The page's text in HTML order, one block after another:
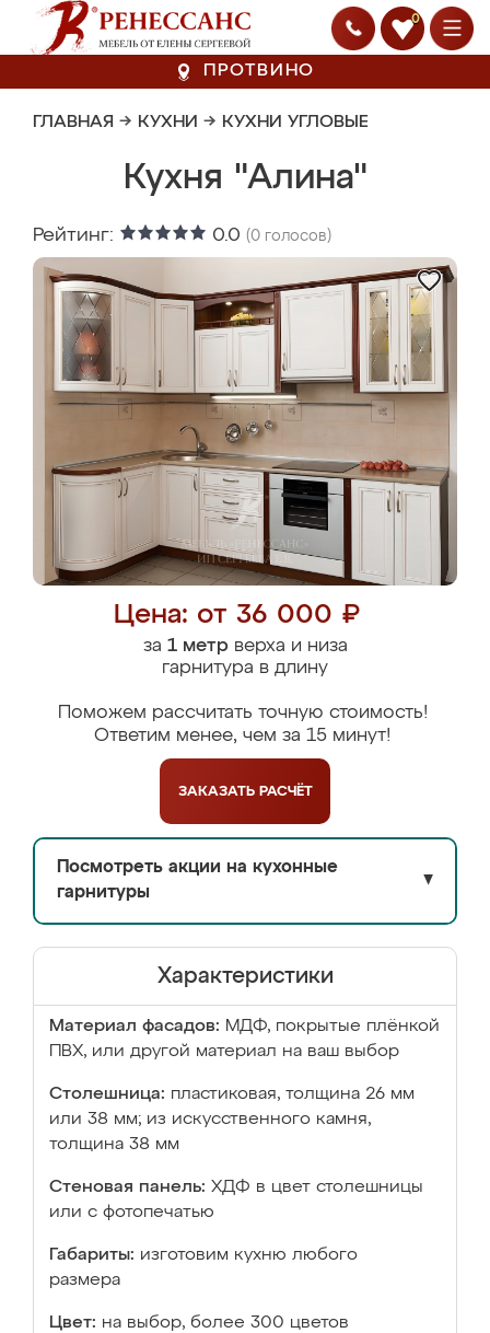
0
ПРОТВИНО
ГЛАВНАЯ → КУХНИ → КУХНИ УГЛОВЫЕ
Кухня "Алина"
Рейтинг: 0.0 (0 голосов)
Цена: от 36 000 ₽
за 1 метрверха и низа
гарнитура в длину
Поможем рассчитать точную стоимость!
Ответим менее, чем за 15 минут!
ЗАКАЗАТЬ РАСЧЁТ
Посмотреть акции на кухонные
гарнитуры
▼
Характеристики
Материал фасадов: МДФ, покрытые плёнкой
ПВХ, или другой материал на ваш выбор
Столешница: пластиковая, толщина 26 мм
или 38 мм; из искусственного камня,
толщина 38 мм
Стеновая панель: ХДФ в цвет столешницы
или с фотопечатью
Габариты: изготовим кухню любого
размера
Цвет: на выбор, более 300 цветов